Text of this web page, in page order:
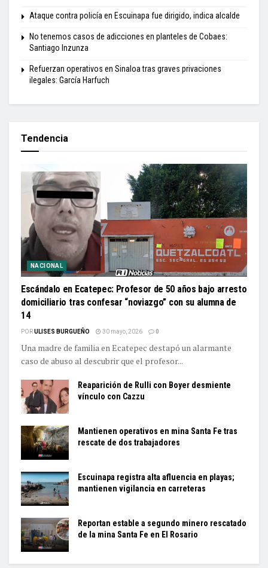
Ataque contra policía en Escuinapa fue dirigido, indica alcalde
No tenemos casos de adicciones en planteles de Cobaes:
Santiago Inzunza
Refuerzan operativos en Sinaloa tras graves privaciones
ilegales: García Harfuch
Tendencia
NACIONAL
Escándalo en Ecatepec: Profesor de 50 años bajo arresto
domiciliario tras confesar “noviazgo” con su alumna de
14
PORULISES BURGUEÑO 30 mayo, 2026 0
Una madre de familia en Ecatepec destapó un alarmante
caso de abuso al descubrir que el profesor...
Reaparición de Rulli con Boyer desmiente
vínculo con Cazzu
Mantienen operativos en mina Santa Fe tras
rescate de dos trabajadores
Escuinapa registra alta afluencia en playas;
mantienen vigilancia en carreteras
Reportan estable a segundo minero rescatado
de la mina Santa Fe en El Rosario